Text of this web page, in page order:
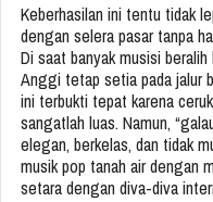
Keberhasilan ini tentu tidak
dengan selera pasar tanpa
Di saat banyak musisi
Anggi tetap setia pada jalur
ini terbukti tepat karena
sangatlah luas. Namun,
elegan, berkelas, dan tidak
musik pop tanah air dengan
setara dengan diva-diva